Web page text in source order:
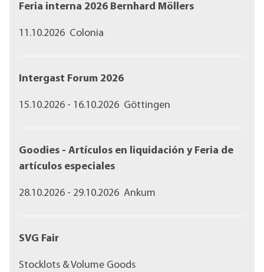
Feria interna 2026 Bernhard Möllers
11.10.2026 Colonia
Intergast Forum 2026
15.10.2026 - 16.10.2026 Göttingen
Goodies - Artículos en liquidación y Feria de
artículos especiales
28.10.2026 - 29.10.2026 Ankum
SVG Fair
Stocklots & Volume Goods